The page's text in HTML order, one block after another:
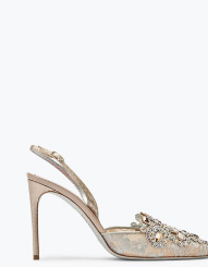
usare i sacchetti